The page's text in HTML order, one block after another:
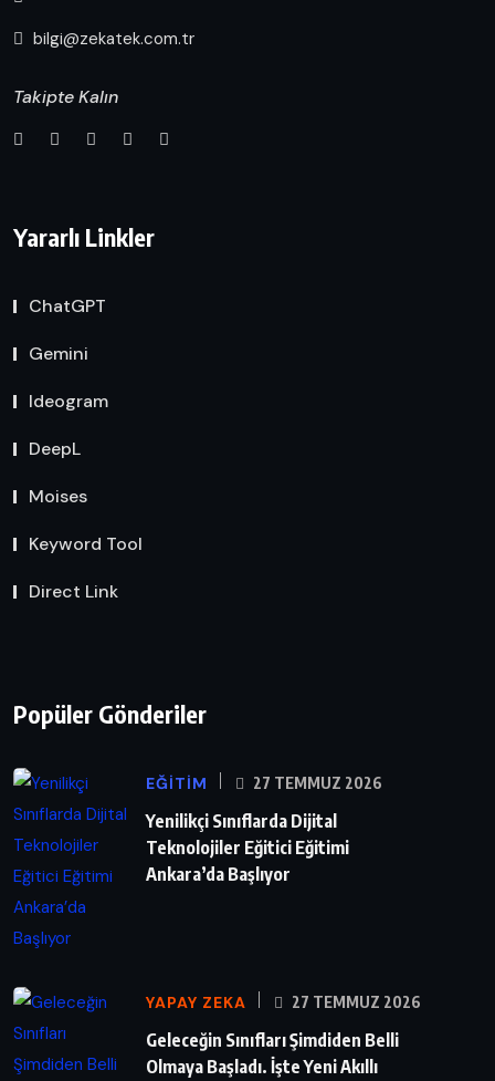
bilgi@zekatek.com.tr
Takipte Kalın
Yararlı Linkler
ChatGPT
Gemini
Ideogram
DeepL
Moises
Keyword Tool
Direct Link
Popüler Gönderiler
EĞITIM 27 TEMMUZ 2026
Yenilikçi Sınıflarda Dijital
Teknolojiler Eğitici Eğitimi
Ankara’da Başlıyor
YAPAY ZEKA 27 TEMMUZ 2026
Geleceğin Sınıfları Şimdiden Belli
Olmaya Başladı. İşte Yeni Akıllı